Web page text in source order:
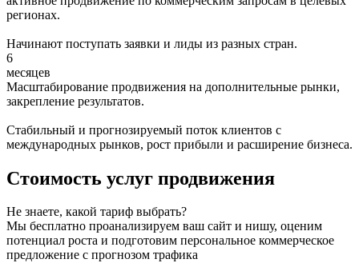
регионах.
Начинают поступать заявки и лиды из разных стран.
6
месяцев
Масштабирование продвижения на дополнительные рынки,
закрепление результатов.
Стабильный и прогнозируемый поток клиентов с
международных рынков, рост прибыли и расширение бизнеса.
Стоимость услуг продвижения
Не знаете, какой тариф выбрать?
Мы бесплатно проанализируем ваш сайт и нишу, оценим
потенциал роста и подготовим персональное коммерческое
предложение с прогнозом трафика